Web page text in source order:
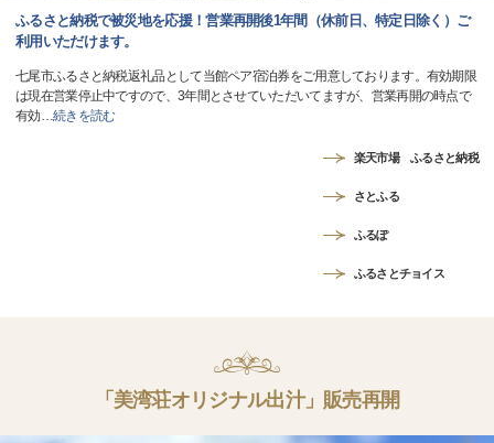
ふるさと納税で被災地を応援！営業再開後1年間（休前日、特定日除く）ご
利用いただけます。
七尾市ふるさと納税返礼品として当館ペア宿泊券をご用意しております。有効期限
は現在営業停止中ですので、3年間とさせていただいてますが、営業再開の時点で
有効…続きを読む
楽天市場 ふるさと納税
さとふる
ふるぽ
ふるさとチョイス
「美湾荘オリジナル出汁」販売再開